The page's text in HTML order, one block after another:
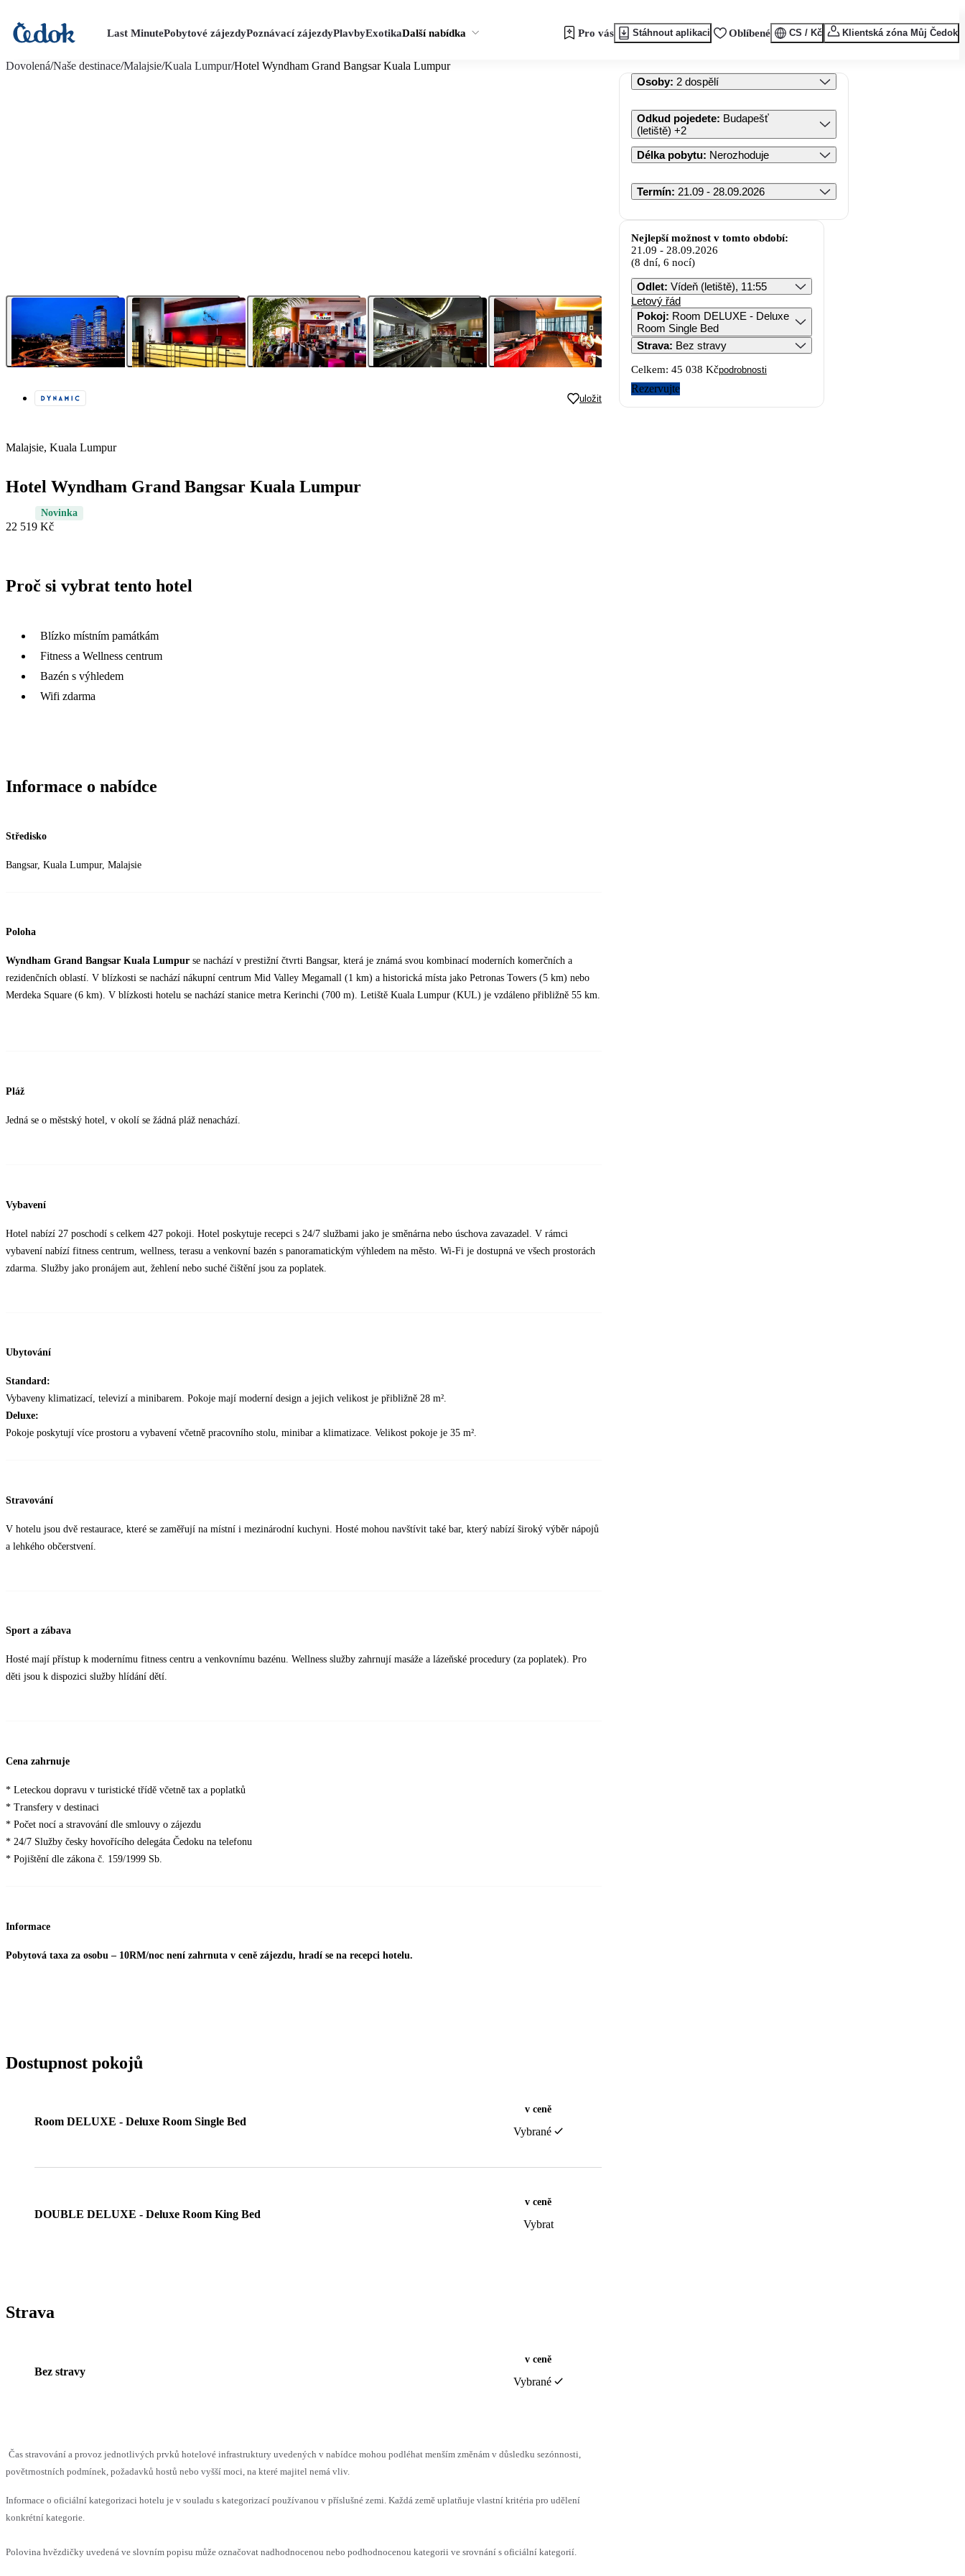
Last MinutePobytové zájezdyPoznávací zájezdyPlavbyExotikaDalší nabídka Pro vás Stáhnout aplikaci Oblíbené CS / Kč Klientská zóna Můj Čedok
Dovolená/Naše destinace/Malajsie/Kuala Lumpur/Hotel Wyndham Grand Bangsar Kuala Lumpur
uložit
Malajsie, Kuala Lumpur
Hotel Wyndham Grand Bangsar Kuala Lumpur
Novinka
22 519 Kč
Proč si vybrat tento hotel
Blízko místním památkám
Fitness a Wellness centrum
Bazén s výhledem
Wifi zdarma
Informace o nabídce
Středisko
Bangsar, Kuala Lumpur, Malajsie
Poloha
Wyndham Grand Bangsar Kuala Lumpur se nachází v prestižní čtvrti Bangsar, která je známá svou kombinací moderních komerčních a
rezidenčních oblastí. V blízkosti se nachází nákupní centrum Mid Valley Megamall (1 km) a historická místa jako Petronas Towers (5 km) nebo
Merdeka Square (6 km). V blízkosti hotelu se nachází stanice metra Kerinchi (700 m). Letiště Kuala Lumpur (KUL) je vzdáleno přibližně 55 km.
Pláž
Jedná se o městský hotel, v okolí se žádná pláž nenachází.
Vybavení
Hotel nabízí 27 poschodí s celkem 427 pokoji. Hotel poskytuje recepci s 24/7 službami jako je směnárna nebo úschova zavazadel. V rámci
vybavení nabízí fitness centrum, wellness, terasu a venkovní bazén s panoramatickým výhledem na město. Wi-Fi je dostupná ve všech prostorách
zdarma. Služby jako pronájem aut, žehlení nebo suché čištění jsou za poplatek.
Ubytování
Standard:
Vybaveny klimatizací, televizí a minibarem. Pokoje mají moderní design a jejich velikost je přibližně 28 m².
Deluxe:
Pokoje poskytují více prostoru a vybavení včetně pracovního stolu, minibar a klimatizace. Velikost pokoje je 35 m².
Stravování
V hotelu jsou dvě restaurace, které se zaměřují na místní i mezinárodní kuchyni. Hosté mohou navštívit také bar, který nabízí široký výběr nápojů
a lehkého občerstvení.
Sport a zábava
Hosté mají přístup k modernímu fitness centru a venkovnímu bazénu. Wellness služby zahrnují masáže a lázeňské procedury (za poplatek). Pro
děti jsou k dispozici služby hlídání dětí.
Cena zahrnuje
* Leteckou dopravu v turistické třídě včetně tax a poplatků
* Transfery v destinaci
* Počet nocí a stravování dle smlouvy o zájezdu
* 24/7 Služby česky hovořícího delegáta Čedoku na telefonu
* Pojištění dle zákona č. 159/1999 Sb.
Informace
Pobytová taxa za osobu – 10RM/noc není zahrnuta v ceně zájezdu, hradí se na recepci hotelu.
Dostupnost pokojů
Room DELUXE - Deluxe Room Single Bed
v ceně
Vybrané
DOUBLE DELUXE - Deluxe Room King Bed
v ceně
Vybrat
Strava
Bez stravy
v ceně
Vybrané
Čas stravování a provoz jednotlivých prvků hotelové infrastruktury uvedených v nabídce mohou podléhat menším změnám v důsledku sezónnosti,
povětrnostních podmínek, požadavků hostů nebo vyšší moci, na které majitel nemá vliv.
Informace o oficiální kategorizaci hotelu je v souladu s kategorizací používanou v příslušné zemi. Každá země uplatňuje vlastní kritéria pro udělení
konkrétní kategorie.
Polovina hvězdičky uvedená ve slovním popisu může označovat nadhodnocenou nebo podhodnocenou kategorii ve srovnání s oficiální kategorií.
Osoby: 2 dospělí
Odkud pojedete: Budapešť
(letiště) +2
Délka pobytu: Nerozhoduje
Termín: 21.09 - 28.09.2026
Nejlepší možnost v tomto období:
21.09 - 28.09.2026
(8 dní, 6 nocí)
Odlet: Vídeň (letiště), 11:55
Letový řád
Pokoj: Room DELUXE - Deluxe
Room Single Bed
Strava: Bez stravy
Celkem: 45 038 Kčpodrobnosti
Rezervujte